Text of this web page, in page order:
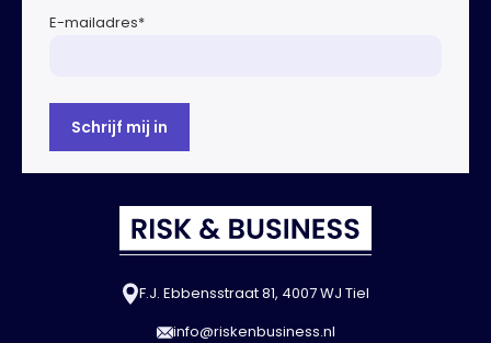
E-mailadres*
F.J. Ebbensstraat 81, 4007 WJ Tiel
info@riskenbusiness.nl